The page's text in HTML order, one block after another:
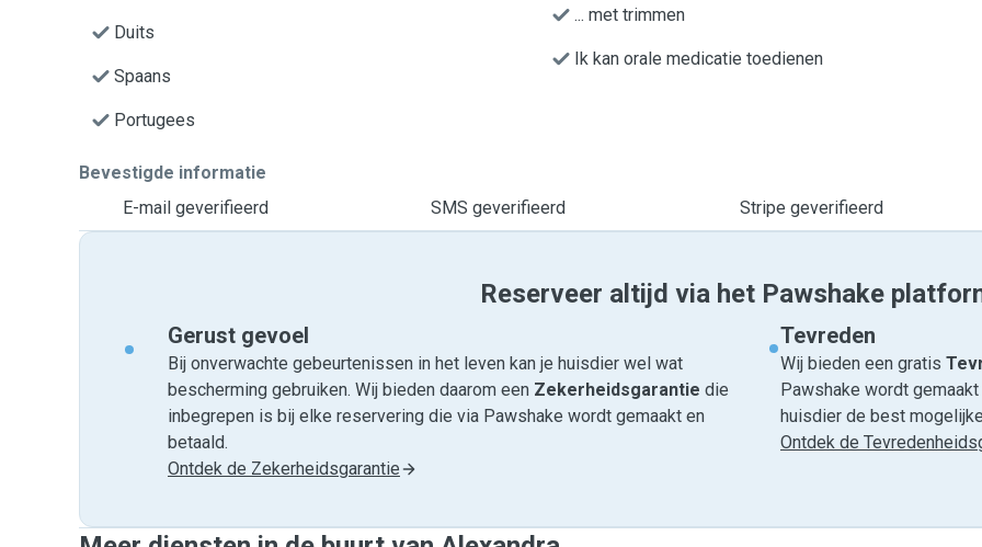
Duits
Spaans
Portugees
... met trimmen
Ik kan orale medicatie toedienen
Bevestigde informatie
E-mail geverifieerd
SMS geverifieerd Stripe geverifieerd
Reserveer altijd via het Pawshake
Gerust gevoel
Bij onverwachte gebeurtenissen in het leven kan je huisdier wel wat
bescherming gebruiken. Wij bieden daarom een Zekerheidsgarantie die
inbegrepen is bij elke reservering die via Pawshake wordt gemaakt en
betaald.
Ontdek de Zekerheidsgarantie
Tevreden
Wij bieden een gratis
Pawshake wordt
huisdier de best
Ontdek de